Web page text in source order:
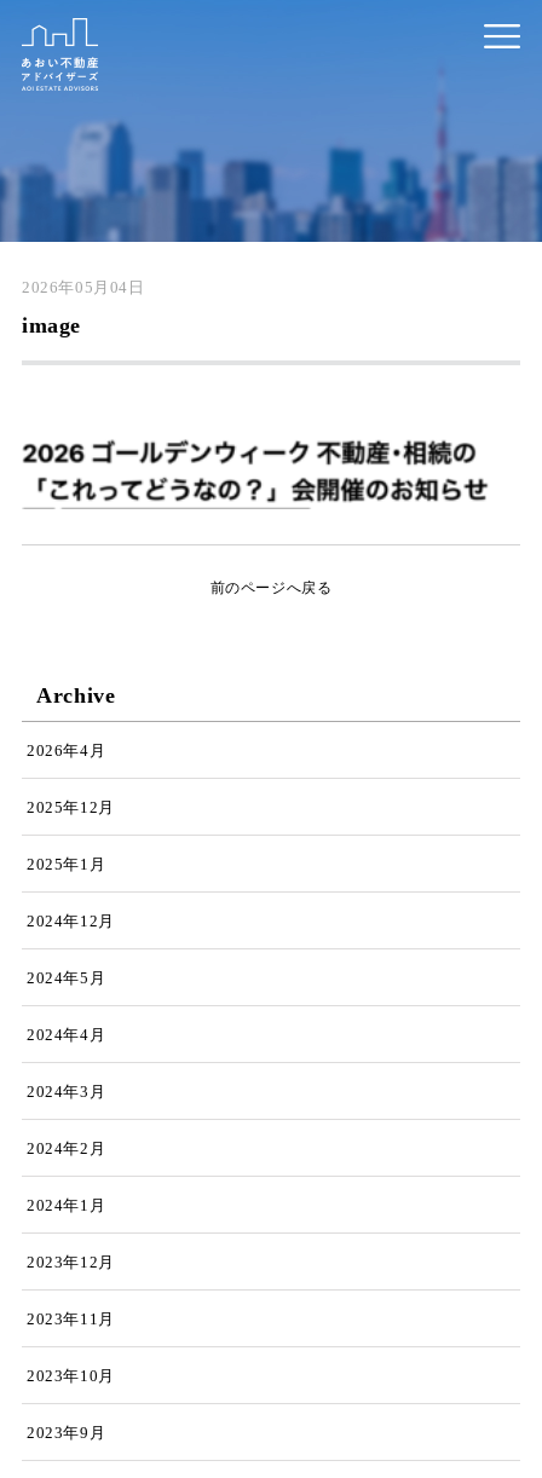
2026年05月04日
image
前のページへ戻る
Archive
2026年4月
2025年12月
2025年1月
2024年12月
2024年5月
2024年4月
2024年3月
2024年2月
2024年1月
2023年12月
2023年11月
2023年10月
2023年9月